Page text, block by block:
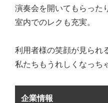
演奏会を開いてもらった
室内でのレクも充実。
利用者様の笑顔が見られ
私たちもうれしくなっち
企業情報